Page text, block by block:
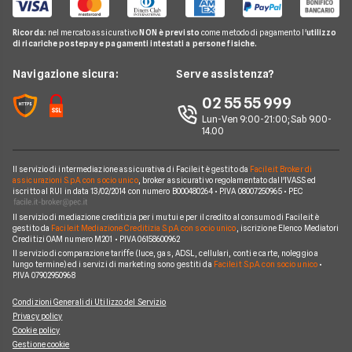
Pay TV
Noleggio Lungo Termine
News
Chi siamo
Perché scegliere Facile.it
Mappa del sito
Offerte Telefonia Mobile Partita Iva
Passa a Ho
Offerte SIM solo dati
Offerte Fastweb Mobile
Offerte PosteMobile
Offerte Iliad
Offerte Ho Mobile
Offerte Very Mobile
Offerte Coop Voce
Compagnie Telefoniche
Notizie Telefonia
Argomenti in evidenza Telefonia
Cambiare operatore telefonico
Ricorda: nel mercato assicurativoNON è previsto come metodo di pagamento l'utilizzo
di ricariche postepay e pagamenti intestati a persone fisiche.
Navigazione sicura: Serve assistenza?
02 55 55 999
Lun-Ven 9:00-21:00; Sab 9.00-
14.00
Il servizio di intermediazione assicurativa di Facile.it è gestito da Facile.it Broker di
assicurazioni S.p.A. con socio unico, broker assicurativo regolamentato dall'IVASS ed
iscritto al RUI in data 13/02/2014 con numero B000480264 • P.IVA 08007250965 • PEC
Il servizio di mediazione creditizia per i mutui e per il credito al consumo di Facile.it è
gestito da Facile.it Mediazione Creditizia S.p.A. con socio unico, iscrizione Elenco Mediatori
Creditizi OAM numero M201 • P.IVA 06158600962
Il servizio di comparazione tariffe (luce, gas, ADSL, cellulari, conti e carte, noleggio a
lungo termine) ed i servizi di marketing sono gestiti da Facile.it S.p.A. con socio unico•
P.IVA 07902950968
Condizioni Generali di Utilizzo del Servizio
Privacy policy
Cookie policy
Gestione cookie